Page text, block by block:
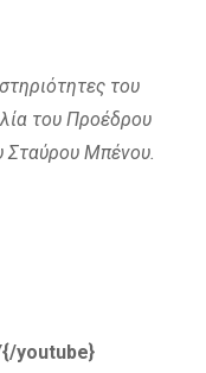
του
του Προέδρου
Σταύρου Μπένου.
youtube}